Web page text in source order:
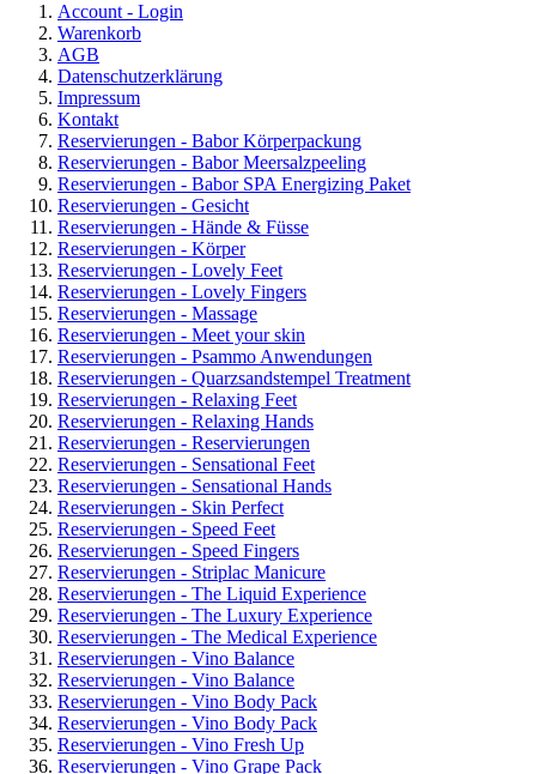
Account - Login
Warenkorb
AGB
Datenschutzerklärung
Impressum
Kontakt
Reservierungen - Babor Körperpackung
Reservierungen - Babor Meersalzpeeling
Reservierungen - Babor SPA Energizing Paket
Reservierungen - Gesicht
Reservierungen - Hände & Füsse
Reservierungen - Körper
Reservierungen - Lovely Feet
Reservierungen - Lovely Fingers
Reservierungen - Massage
Reservierungen - Meet your skin
Reservierungen - Psammo Anwendungen
Reservierungen - Quarzsandstempel Treatment
Reservierungen - Relaxing Feet
Reservierungen - Relaxing Hands
Reservierungen - Reservierungen
Reservierungen - Sensational Feet
Reservierungen - Sensational Hands
Reservierungen - Skin Perfect
Reservierungen - Speed Feet
Reservierungen - Speed Fingers
Reservierungen - Striplac Manicure
Reservierungen - The Liquid Experience
Reservierungen - The Luxury Experience
Reservierungen - The Medical Experience
Reservierungen - Vino Balance
Reservierungen - Vino Balance
Reservierungen - Vino Body Pack
Reservierungen - Vino Body Pack
Reservierungen - Vino Fresh Up
Reservierungen - Vino Grape Pack